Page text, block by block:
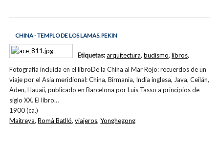
CHINA - TEMPLO DE LOS LAMAS. PEKIN
Fotografía incluida en el libroDe la China al Mar Rojo: recuerdos de un
viaje por el Asia meridional: China, Birmania, India inglesa, Java, Ceilán,
Aden, Hauaii, publicado en Barcelona por Luis Tasso a principios de
siglo XX. El libro…
1900 (ca.)
Etiquetas:arquitectura, budismo, libros,
Maitreya,Romà Batlló,viajeros,Yonghegong